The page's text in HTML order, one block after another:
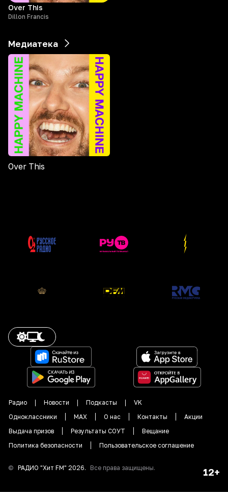
Over This
Dillon Francis
Медиатека
Over This
Радио Новости Подкасты
VK
Одноклассники
MAX О нас Контакты
Акции
Выдача призов
Результаты СОУТ
Вещание
Политика безопасности
Пользовательское соглашение
© РАДИО "Хит FM" 2026. Все права защищены. 12+